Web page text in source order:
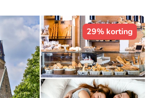
29% korting